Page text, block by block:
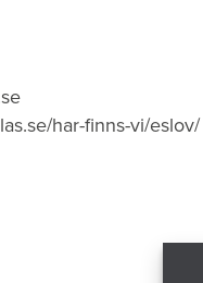
har-finns-vi/eslov/